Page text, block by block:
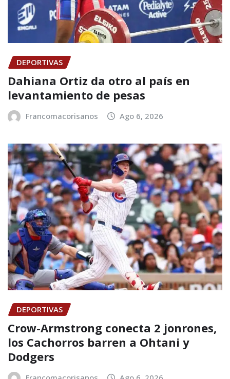
DEPORTIVAS
Dahiana Ortiz da otro al país en
levantamiento de pesas
Francomacorisanos Ago 6, 2026
DEPORTIVAS
Crow-Armstrong conecta 2 jonrones,
los Cachorros barren a Ohtani y
Dodgers